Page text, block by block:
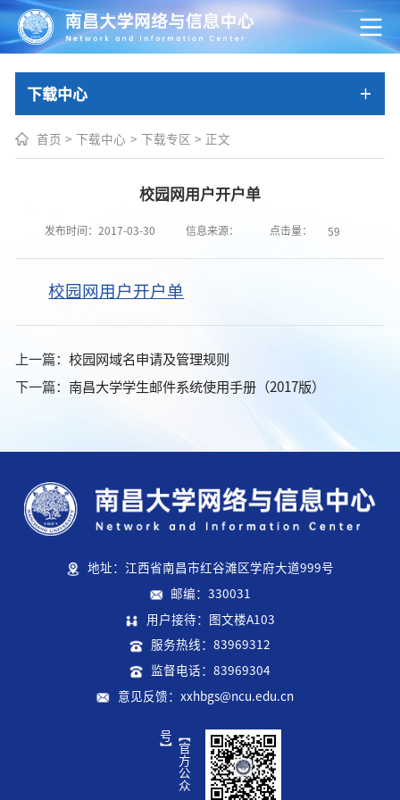
下载中心
首页 > 下载中心 > 下载专区 > 正文
校园网用户开户单
发布时间：2017-03-30 信息来源： 点击量： 59
校园网用户开户单
上一篇： 校园网域名申请及管理规则
下一篇： 南昌大学学生邮件系统使用手册（2017版）
地址：江西省南昌市红谷滩区学府大道999号
邮编：330031
用户接待：图文楼A103
服务热线：83969312
监督电话：83969304
意见反馈：xxhbgs@ncu.edu.cn
【
官
方
公
众
号
】